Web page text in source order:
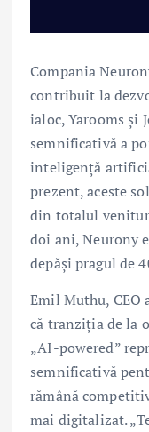
Compania
contribuit la
ialoc, Yarooms și
semnificativă a
inteligență
prezent, aceste
din totalul
doi ani, Neurony
depăși pragul de
Emil Muthu,
că tranziția de la
„AI-powered”
semnificativă
rămână
mai digitalizat.